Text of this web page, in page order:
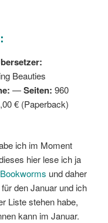
Beauties
—Seiten: 960
€ (Paperback)
ich im Moment
hier lese ich ja
und daher
den Januar und ich
Liste stehen habe,
kann im Januar.